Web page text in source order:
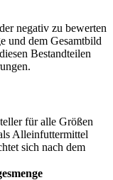
negativ zu bewerten
und dem Gesamtbild
Bestandteilen
für alle Größen
Alleinfuttermittel
sich nach dem